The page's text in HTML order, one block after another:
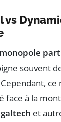
vs
monopole
souvent
face à la
et